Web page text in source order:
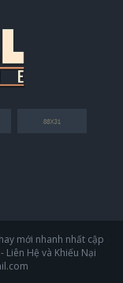
mới nhanh nhất cập
Hệ và Khiếu Nại